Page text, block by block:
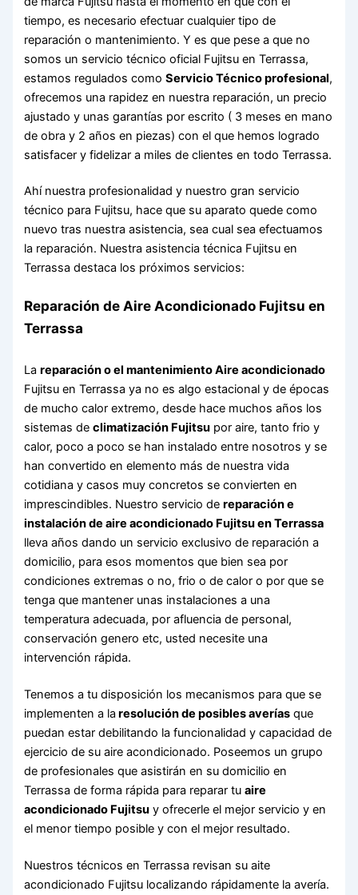
tiempo, es necesario efectuar cualquier tipo de
reparación o mantenimiento. Y es que pese a que no
somos un servicio técnico oficial Fujitsu en Terrassa,
estamos regulados comoServicio Técnico profesional,
ofrecemos una rapidez en nuestra reparación, un precio
ajustado y unas garantías por escrito ( 3 meses en mano
de obra y 2 años en piezas) con el que hemos logrado
satisfacer y fidelizar a miles de clientes en todo Terrassa.
Ahí nuestra profesionalidad y nuestro gran servicio
técnico para Fujitsu, hace que su aparato quede como
nuevo tras nuestra asistencia, sea cual sea efectuamos
la reparación. Nuestra asistencia técnica Fujitsu en
Terrassa destaca los próximos servicios:
Reparación de Aire Acondicionado Fujitsu en
Terrassa
Lareparación o el mantenimiento Aire acondicionado
Fujitsu en Terrassa ya no es algo estacional y de épocas
de mucho calor extremo, desde hace muchos años los
sistemas declimatización Fujitsu por aire, tanto frio y
calor, poco a poco se han instalado entre nosotros y se
han convertido en elemento más de nuestra vida
cotidiana y casos muy concretos se convierten en
imprescindibles. Nuestro servicio dereparación e
instalación de aire acondicionado Fujitsu en Terrassa
lleva años dando un servicio exclusivo de reparación a
domicilio, para esos momentos que bien sea por
condiciones extremas o no, frio o de calor o por que se
tenga que mantener unas instalaciones a una
temperatura adecuada, por afluencia de personal,
conservación genero etc, usted necesite una
intervención rápida.
Tenemos a tu disposición los mecanismos para que se
implementen a la resolución de posibles averías que
puedan estar debilitando la funcionalidad y capacidad de
ejercicio de su aire acondicionado. Poseemos un grupo
de profesionales que asistirán en su domicilio en
Terrassa de forma rápida para reparar tuaire
acondicionado Fujitsu y ofrecerle el mejor servicio y en
el menor tiempo posible y con el mejor resultado.
Nuestros técnicos en Terrassa revisan su aite
acondicionado Fujitsu localizando rápidamente la avería.